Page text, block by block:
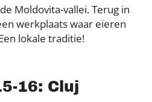
Moldovita-vallei. Terug in
werkplaats waar eieren
lokale traditie!
16: Cluj